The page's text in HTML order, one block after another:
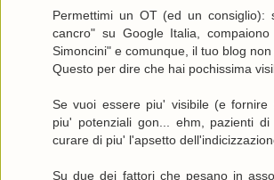
Permettimi un OT (ed un consiglio):
cancro" su Google Italia,
Simoncini" e comunque, il tuo blog non
Questo per dire che hai pochissima
Se vuoi essere piu' visibile (e fornire
piu' potenziali gon... ehm, pazienti di
curare di piu' l'apsetto
Su due dei fattori che pesano in